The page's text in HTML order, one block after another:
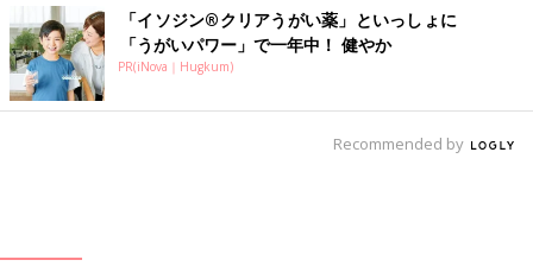
「イソジン®クリアうがい薬」といっしょに
「うがいパワー」で一年中！ 健やか
PR(iNova｜Hugkum)
Recommended by